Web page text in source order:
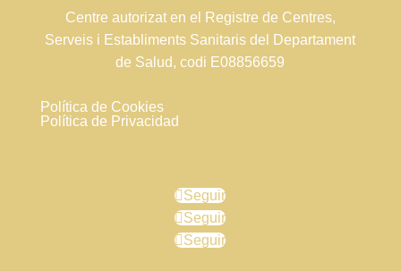
Centre autorizat en el Registre de Centres,
Serveis i Establiments Sanitaris del Departament
de Salud, codi E08856659
Política de Cookies
Política de Privacidad
Seguir
Seguir
Seguir